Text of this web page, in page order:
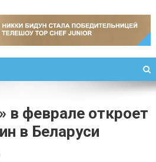
в феврале откроет
в Беларуси